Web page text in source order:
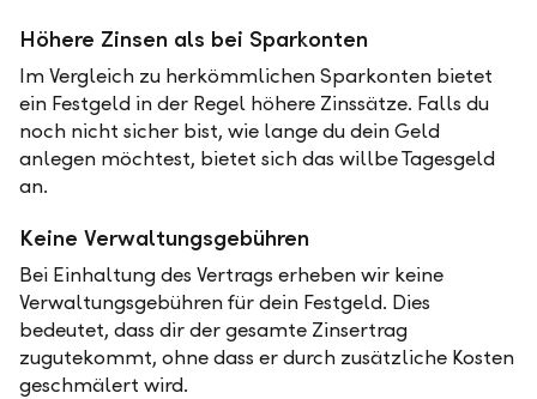
Höhere Zinsen als bei Sparkonten
Im Vergleich zu herkömmlichen Sparkonten bietet
ein Festgeld in der Regel höhere Zinssätze. Falls du
noch nicht sicher bist, wie lange du dein Geld
anlegen möchtest, bietet sich das willbe Tagesgeld
an.
Keine Verwaltungsgebühren
Bei Einhaltung des Vertrags erheben wir keine
Verwaltungsgebühren für dein Festgeld. Dies
bedeutet, dass dir der gesamte Zinsertrag
zugutekommt, ohne dass er durch zusätzliche Kosten
geschmälert wird.